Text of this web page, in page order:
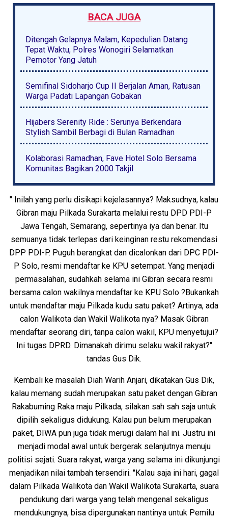
BACA JUGA
Ditengah Gelapnya Malam, Kepedulian Datang
Tepat Waktu, Polres Wonogiri Selamatkan
Pemotor Yang Jatuh
Semifinal Sidoharjo Cup II Berjalan Aman, Ratusan
Warga Padati Lapangan Gobakan
Hijabers Serenity Ride : Serunya Berkendara
Stylish Sambil Berbagi di Bulan Ramadhan
Kolaborasi Ramadhan, Fave Hotel Solo Bersama
Komunitas Bagikan 2000 Takjil
" Inilah yang perlu disikapi kejelasannya? Maksudnya, kalau
Gibran maju Pilkada Surakarta melalui restu DPD PDI-P
Jawa Tengah, Semarang, sepertinya iya dan benar. Itu
semuanya tidak terlepas dari keinginan restu rekomendasi
DPP PDI-P. Puguh berangkat dan dicalonkan dari DPC PDI-
P Solo, resmi mendaftar ke KPU setempat. Yang menjadi
permasalahan, sudahkah selama ini Gibran secara resmi
bersama calon wakilnya mendaftar ke KPU Solo ?Bukankah
untuk mendaftar maju Pilkada kudu satu paket? Artinya, ada
calon Walikota dan Wakil Walikota nya? Masak Gibran
mendaftar seorang diri, tanpa calon wakil, KPU menyetujui?
Ini tugas DPRD. Dimanakah dirimu selaku wakil rakyat?"
tandas Gus Dik.
Kembali ke masalah Diah Warih Anjari, dikatakan Gus Dik,
kalau memang sudah merupakan satu paket dengan Gibran
Rakabuming Raka maju Pilkada, silakan sah sah saja untuk
dipilih sekaligus didukung. Kalau pun belum merupakan
paket, DIWA pun juga tidak merugi dalam hal ini. Justru ini
menjadi modal awal untuk bergerak selanjutnya menuju
politisi sejati. Suara rakyat, warga yang selama ini dikunjungi
menjadikan nilai tambah tersendiri. "Kalau saja ini hari, gagal
dalam Pilkada Walikota dan Wakil Walikota Surakarta, suara
pendukung dari warga yang telah mengenal sekaligus
mendukungnya, bisa dipergunakan nantinya untuk Pemilu